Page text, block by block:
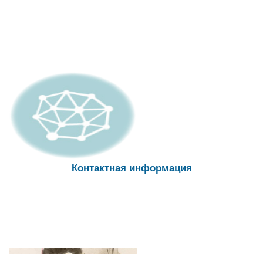
Контактная информация